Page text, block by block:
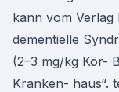
kann vom Verlag
dementielle
(2–3 mg/kg Kör-
Kranken- haus“.